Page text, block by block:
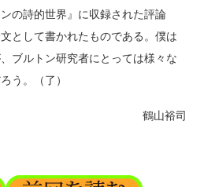
の詩的世界』に収録された評論
として書かれたものである。僕は
ブルトン研究者にとっては様々な
う。（了）
鶴山裕司